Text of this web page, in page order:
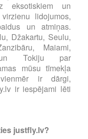
eksotiskiem un
lidojumos,
un atmiņas.
Džakartu, Seulu,
Maiami,
un Tokiju par
mūsu tīmekļa
ir dārgi,
ir iespējami lēti
justfly.lv?